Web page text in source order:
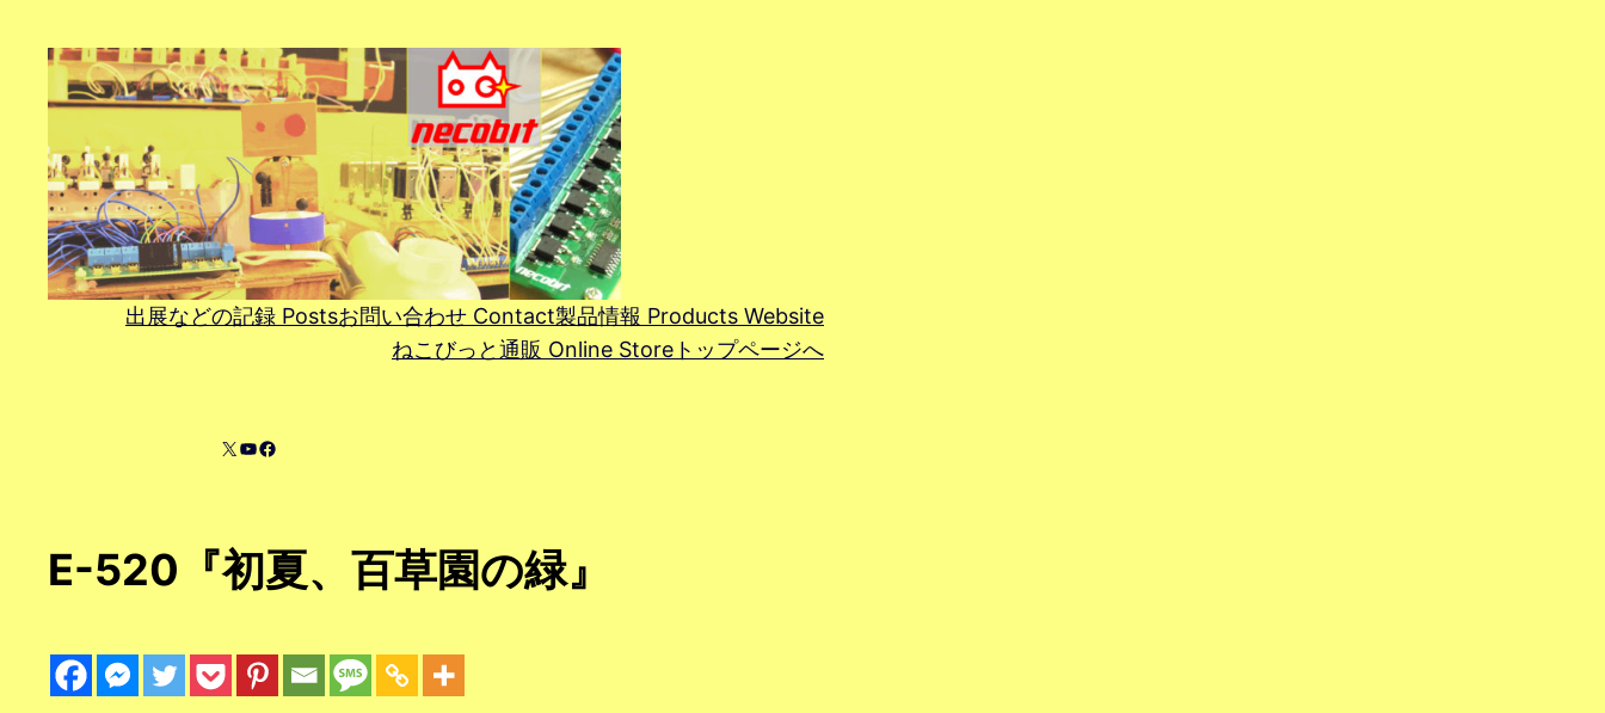
出展などの記録 Postsお問い合わせ Contact製品情報 Products Website
ねこびっと通販 Online Store トップページへ
X YouTube
Facebook
E-520『初夏、百草園の緑』